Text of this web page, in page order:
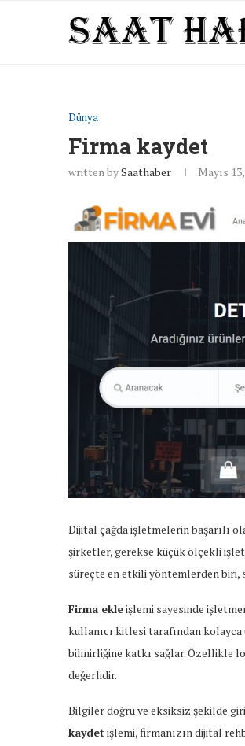
Dünya
Firma kaydet
written bySaathaber Mayıs
Dijital çağdaişletmelerinbaşarılı
şirketler,gerekse küçükölçekli
süreçte enetkiliyöntemlerdenbiri,
Firma ekleişlemi sayesinde
kullanıcı kitlesitarafındankolayca
bilinirliğine katkı sağlar.Özellikle
değerlidir.
Bilgilerdoğruve eksiksiz şekilde
kaydet işlemi,firmanızındijital